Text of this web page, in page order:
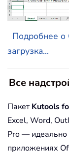
Подробнее о
загрузка...
Все
Пакет Kutools
Excel, Word,
Pro —
приложениях